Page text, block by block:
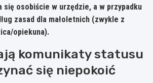
się osobiście w urzędzie, a w przypadku
zasad dla małoletnich (zwykle z
opiekuna).
komunikaty statusu
się niepokoić